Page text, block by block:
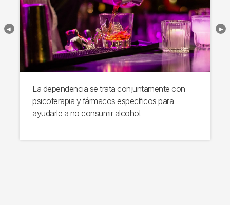
La dependencia se trata conjuntamente con
psicoterapia y fármacos específicos para
ayudarle a no consumir alcohol.